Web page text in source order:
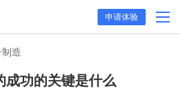
申请体验
制造
成功的关键是什么